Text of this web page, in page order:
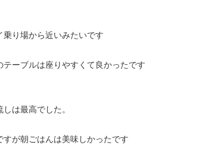
り場から近いみたいです
ーブルは座りやすくて良かったです
は最高でした。
が朝ごはんは美味しかったです